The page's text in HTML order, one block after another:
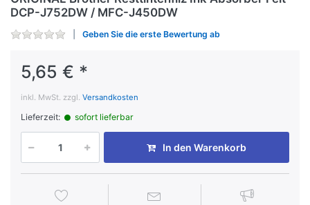
DCP-J752DW / MFC-J450DW
Geben Sie die erste Bewertung ab
5,65 € *
inkl. MwSt. zzgl. Versandkosten
Lieferzeit: sofort lieferbar
In den Warenkorb